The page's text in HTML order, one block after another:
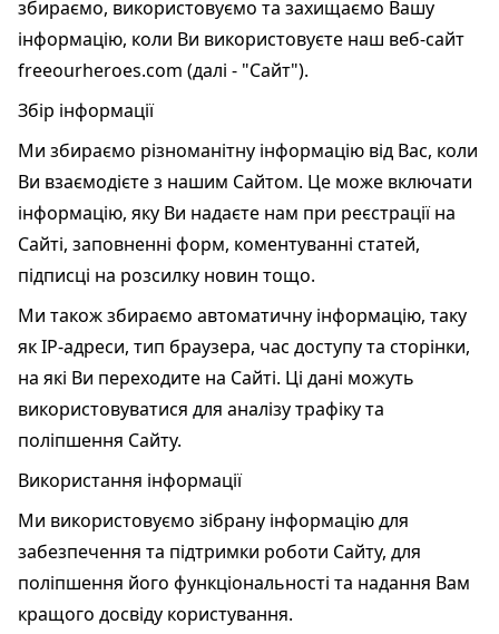
збираємо, використовуємо та захищаємо Вашу
інформацію, коли Ви використовуєте наш веб-сайт
freeourheroes.com (далі - "Сайт").
Збір інформації
Ми збираємо різноманітну інформацію від Вас, коли
Ви взаємодієте з нашим Сайтом. Це може включати
інформацію, яку Ви надаєте нам при реєстрації на
Сайті, заповненні форм, коментуванні статей,
підписці на розсилку новин тощо.
Ми також збираємо автоматичну інформацію, таку
як IP-адреси, тип браузера, час доступу та сторінки,
на які Ви переходите на Сайті. Ці дані можуть
використовуватися для аналізу трафіку та
поліпшення Сайту.
Використання інформації
Ми використовуємо зібрану інформацію для
забезпечення та підтримки роботи Сайту, для
поліпшення його функціональності та надання Вам
кращого досвіду користування.